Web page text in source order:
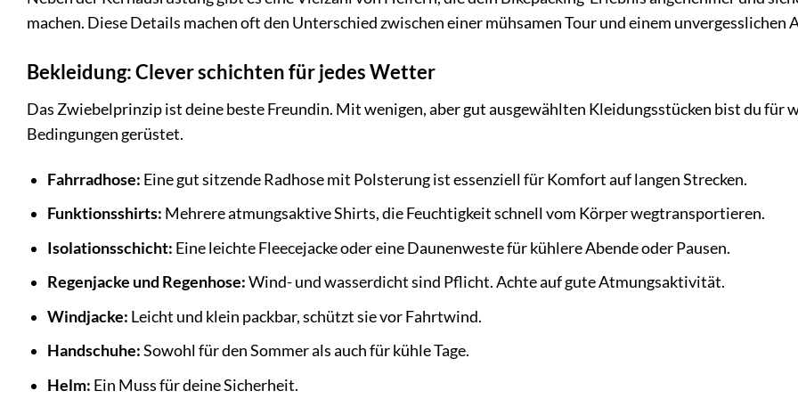
machen. Diese Details machen oft den Unterschied zwischen einer mühsamen Tour und einem unvergesslichen
Bekleidung: Clever schichten für jedes Wetter
Das Zwiebelprinzip ist deine beste Freundin. Mit wenigen, aber gut ausgewählten Kleidungsstücken bist du für
Bedingungen gerüstet.
Fahrradhose: Eine gut sitzende Radhose mit Polsterung ist essenziell für Komfort auf langen Strecken.
Funktionsshirts: Mehrere atmungsaktive Shirts, die Feuchtigkeit schnell vom Körper wegtransportieren.
Isolationsschicht: Eine leichte Fleecejacke oder eine Daunenweste für kühlere Abende oder Pausen.
Regenjacke und Regenhose:Wind- und wasserdicht sind Pflicht. Achte auf gute Atmungsaktivität.
Windjacke: Leicht und klein packbar, schützt sie vor Fahrtwind.
Handschuhe:Sowohl für den Sommer als auch für kühle Tage.
Helm: Ein Muss für deine Sicherheit.